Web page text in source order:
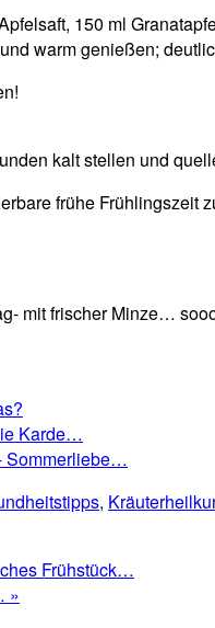
150 ml
warm genießen;
kalt stellen und
frühe Frühlingszeit
mit frischer Minze…
Karde…
Sommerliebe…
,
Frühstück…
»